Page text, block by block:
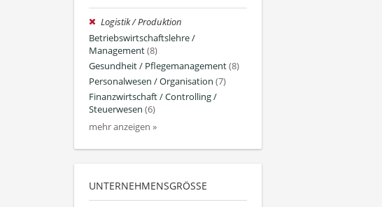
Logistik / Produktion
Betriebswirtschaftslehre /
Management(8)
Gesundheit / Pflegemanagement(8)
Personalwesen / Organisation (7)
Finanzwirtschaft / Controlling /
Steuerwesen (6)
mehr anzeigen »
UNTERNEHMENSGRÖSSE